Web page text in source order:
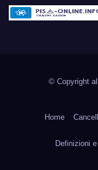
© Copyright
Home
Definizioni